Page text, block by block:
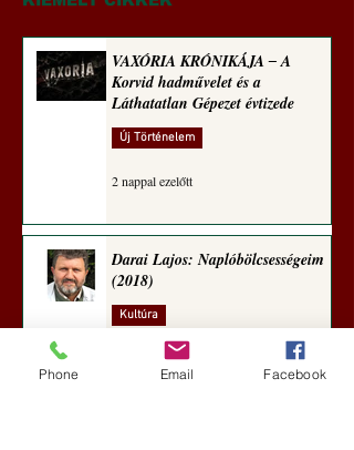
VAXÓRIA KRÓNIKÁJA ‒ A
Korvid hadművelet és a
Láthatatlan Gépezet évtizede
Új Történelem
2 nappal ezelőtt
Darai Lajos: Naplóbölcsességeim
(2018)
Kultúra
5 nappal ezelőtt
Phone Email Facebook